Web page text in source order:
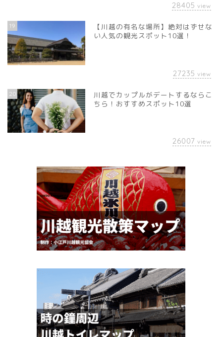
28405 view
19
【川越の有名な場所】絶対はずせな
い人気の観光スポット10選！
27235 view
20
川越でカップルがデートするならこ
ちら！おすすめスポット10選
26007 view